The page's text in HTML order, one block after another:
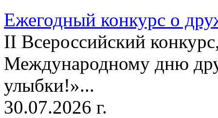
Ежегодный конкурс о
II Всероссийский
Международному дню
улыбки!»...
30.07.2026 г.